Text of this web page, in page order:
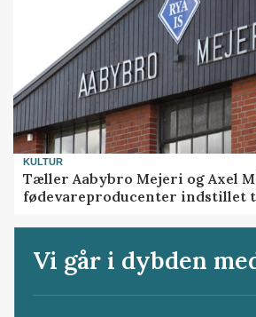
KULTUR
Tæller Aabybro Mejeri og Axel
fødevareproducenter indstillet
Vi går i dybden